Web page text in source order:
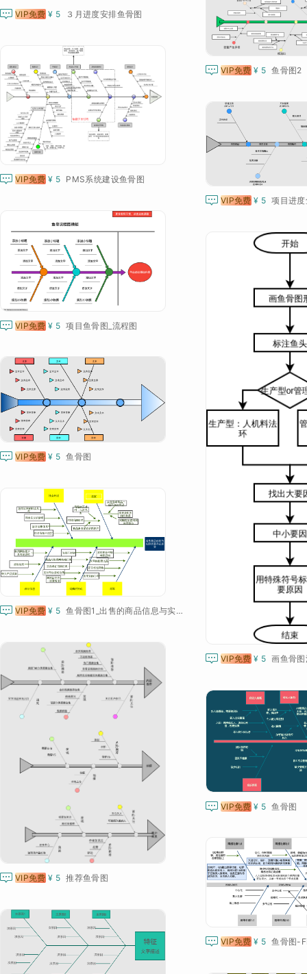
 VIP免费 ¥ 5 鱼骨图2
 VIP免费 ¥ 5 ３月进度安排鱼骨图
 VIP免费 ¥ 5 PMS系统建设鱼骨图
 VIP免费 ¥ 5 项目进
 VIP免费 ¥ 5 项目鱼骨图_流程图
 VIP免费 ¥ 5 画鱼骨
 VIP免费 ¥ 5 鱼骨图
 VIP免费 ¥ 5 鱼骨图1_出售的商品信息与实际质量存在差异
 VIP免费 ¥ 5 推荐鱼骨图
 VIP免费 ¥ 5 鱼骨图
 VIP免费 ¥ 5